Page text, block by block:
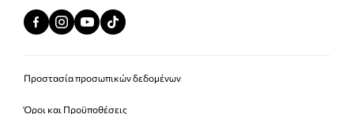
Προστασία προσωπικών δεδομένων
Όροι και Προϋποθέσεις